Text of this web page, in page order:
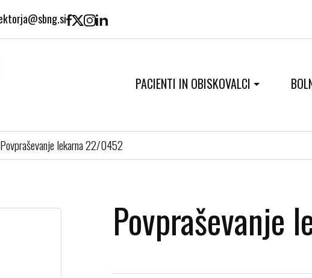
PACIENTI IN OBISKOVALCI
Povpraševanje lekarna 22/0452
Povpraševanje